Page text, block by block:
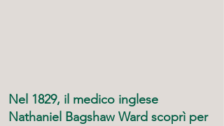
Nel 1829, il medico inglese
Nathaniel Bagshaw Ward scoprì per